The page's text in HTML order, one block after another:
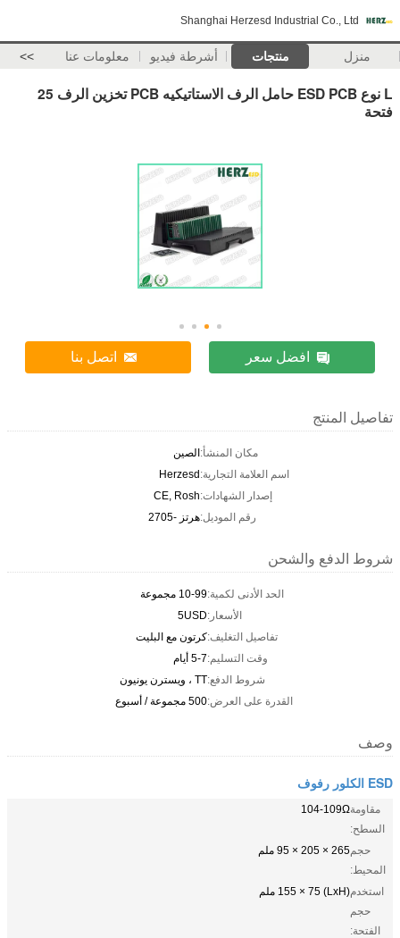
Shanghai Herzesd Industrial Co., Ltd
منزل منتجات أشرطة فيديو معلومات عنا >>
L نوع ESD PCB حامل الرف الاستاتيكيه PCB تخزين الرف 25
فتحة
افضل سعر اتصل بنا
تفاصيل المنتج
مكان المنشأ:الصين
اسم العلامة التجارية:Herzesd
إصدار الشهادات:CE, Rosh
رقم الموديل:هرتز -2705
شروط الدفع والشحن
الحد الأدنى لكمية:10-99 مجموعة
الأسعار:5USD
تفاصيل التغليف:كرتون مع البليت
وقت التسليم:5-7 أيام
شروط الدفع:TT ، ويسترن يونيون
القدرة على العرض:500 مجموعة / أسبوع
وصف
ESD الكلور رفوف
مقاومة
السطح:
104-109Ω
حجم
المحيط:
265 × 205 × 95 ملم
استخدم
حجم
الفتحة:
(LxH) 155 × 75 ملم